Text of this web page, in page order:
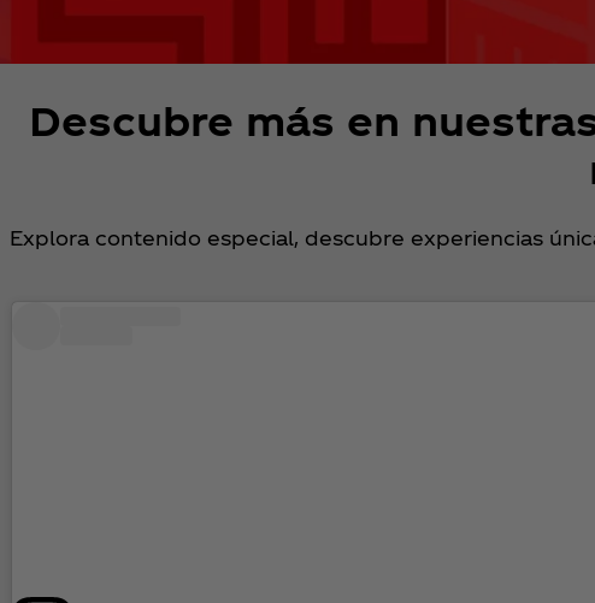
Descubre más en
Explora contenido especial, descubre experiencias